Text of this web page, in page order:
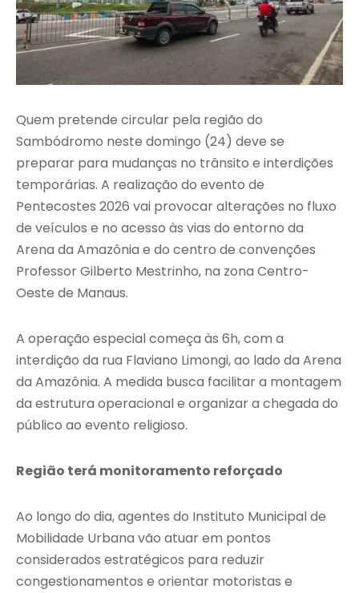
Quem pretende circular pela região do
Sambódromo neste domingo (24) deve se
preparar para mudanças no trânsito e interdições
temporárias. A realização do evento de
Pentecostes 2026 vai provocar alterações no fluxo
de veículos e no acesso às vias do entorno da
Arena da Amazônia e do centro de convenções
Professor Gilberto Mestrinho, na zona Centro-
Oeste de Manaus.
A operação especial começa às 6h, com a
interdição da rua Flaviano Limongi, ao lado da Arena
da Amazônia. A medida busca facilitar a montagem
da estrutura operacional e organizar a chegada do
público ao evento religioso.
Região terá monitoramento reforçado
Ao longo do dia, agentes do Instituto Municipal de
Mobilidade Urbana vão atuar em pontos
considerados estratégicos para reduzir
congestionamentos e orientar motoristas e